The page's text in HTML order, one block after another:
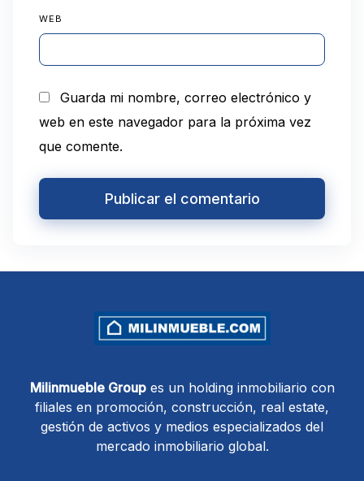
WEB
Guarda mi nombre, correo electrónico y
web en este navegador para la próxima vez
que comente.
Milinmueble Groupes un holding inmobiliario con
filiales en promoción, construcción, real estate,
gestión de activos y medios especializados del
mercado inmobiliario global.